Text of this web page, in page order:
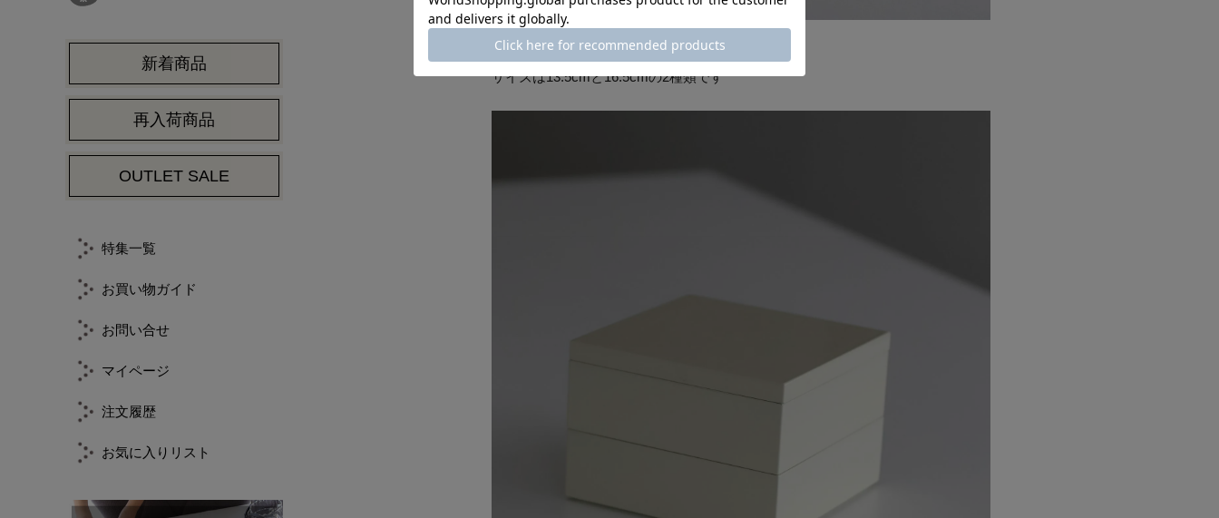
新着商品
再入荷商品
OUTLET SALE
特集一覧
お買い物ガイド
お問い合せ
マイページ
注文履歴
お気に入りリスト
お色は白と黒の２色展開で、
サイズは13.5cmと16.5cmの2種類です